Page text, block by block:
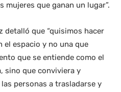
mujeres que ganan un lugar”.
detalló que “quisimos hacer
el espacio y no una que
que se entiende como el
sino que conviviera y
personas a trasladarse y